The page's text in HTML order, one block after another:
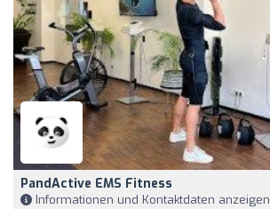
PandActive EMS Fitness
Informationen und Kontaktdaten anzeigen